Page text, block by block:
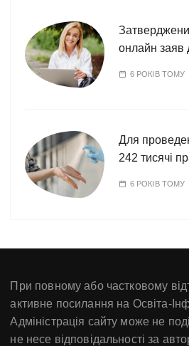
онлайн заяв
6 РОКІВ ТОМУ
Для
242 тисячі
6 РОКІВ ТОМУ
При повному або частковому
активне посилання на Освіта-
Адміністрація сайту може не
не несе відповідальності за